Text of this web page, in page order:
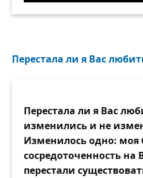
Перестала ли я Вас
Перестала ли я Вас
изменились и не
Изменилось одно: моя
сосредоточенность на
перестали